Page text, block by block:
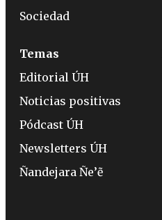
Sociedad
Temas
Editorial ÚH
Noticias positivas
Pódcast ÚH
Newsletters ÚH
Ñandejara Ñe’ẽ